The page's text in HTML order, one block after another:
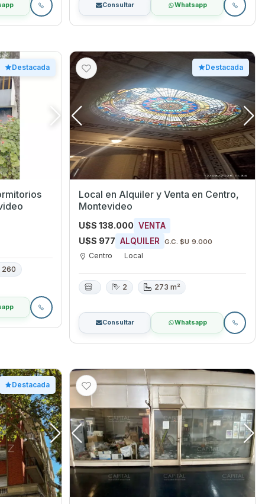
Consultar Whatsapp
Destacada
260
Destacada
Local en Alquiler y Venta en Centro,
Montevideo
U$S 138.000 VENTA
U$S 977 ALQUILER G.C. $U 9.000
Centro Local
2 273 m²
Consultar Whatsapp
Destacada